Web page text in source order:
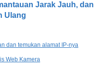
Jarak Jauh, dan
Ulang
dan temukan alamat IP-nya
Web Kamera